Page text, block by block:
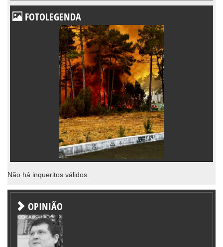
FOTOLEGENDA
Não há inqueritos válidos.
OPINIÃO